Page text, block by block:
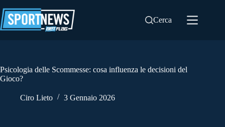
al
contenuto
Cerca
Psicologia delle Scommesse: cosa influenza le decisioni del
Gioco?
Ciro Lieto 3 Gennaio 2026